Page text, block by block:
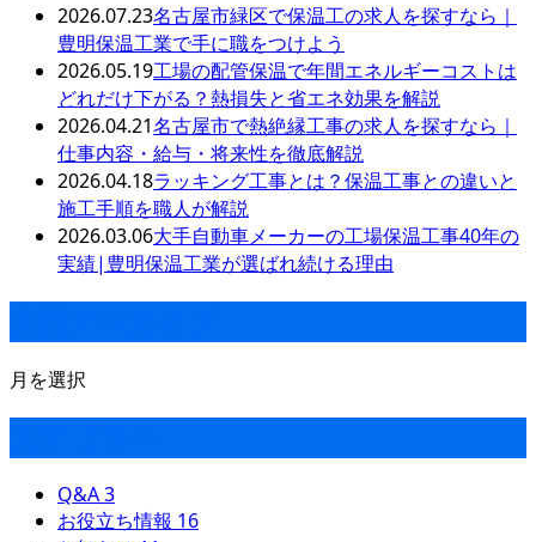
2026.07.23名古屋市緑区で保温工の求人を探すなら｜
豊明保温工業で手に職をつけよう
2026.05.19工場の配管保温で年間エネルギーコストは
どれだけ下がる？熱損失と省エネ効果を解説
2026.04.21名古屋市で熱絶縁工事の求人を探すなら｜
仕事内容・給与・将来性を徹底解説
2026.04.18ラッキング工事とは？保温工事との違いと
施工手順を職人が解説
2026.03.06大手自動車メーカーの工場保温工事40年の
実績|豊明保温工業が選ばれ続ける理由
月を選択
Q&A3
お役立ち情報 16